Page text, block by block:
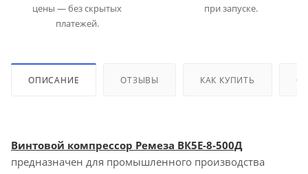
цены — без скрытых
платежей.
при запуске.
ОПИСАНИЕ ОТЗЫВЫ КАК КУПИТЬ
Винтовой компрессор Ремеза ВК5E-8-500Д
предназначен для промышленного производства